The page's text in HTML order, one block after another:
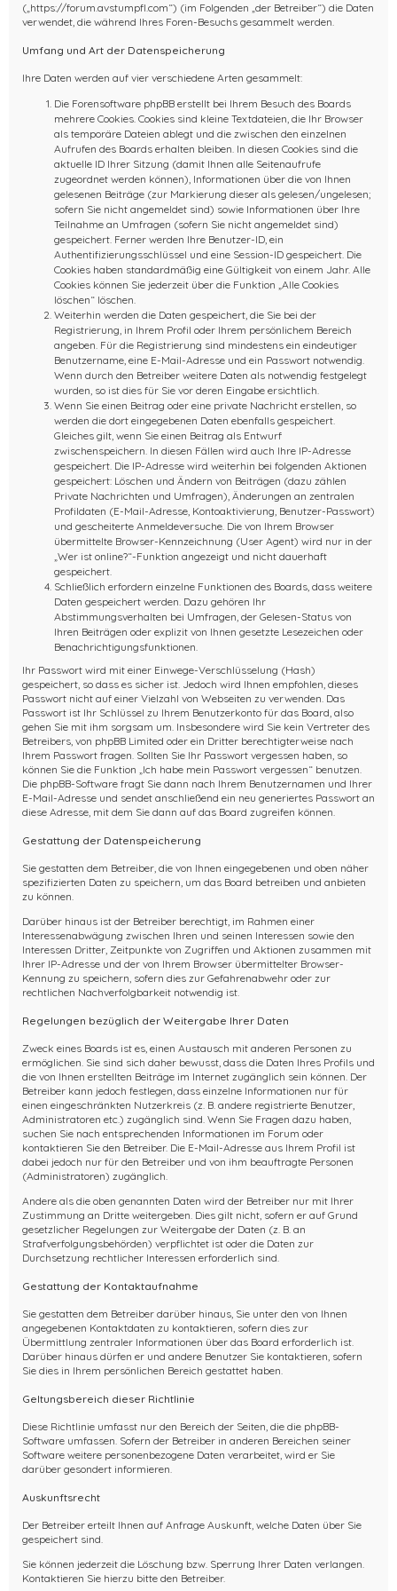
(„https://forum.avstumpfl.com“) (im Folgenden „der Betreiber“) die Daten
verwendet, die während Ihres Foren-Besuchs gesammelt werden.
Umfang und Art der Datenspeicherung
Ihre Daten werden auf vier verschiedene Arten gesammelt:
Die Forensoftware phpBB erstellt bei Ihrem Besuch des Boards
mehrere Cookies. Cookies sind kleine Textdateien, die Ihr Browser
als temporäre Dateien ablegt und die zwischen den einzelnen
Aufrufen des Boards erhalten bleiben. In diesen Cookies sind die
aktuelle ID Ihrer Sitzung (damit Ihnen alle Seitenaufrufe
zugeordnet werden können), Informationen über die von Ihnen
gelesenen Beiträge (zur Markierung dieser als gelesen/ungelesen;
sofern Sie nicht angemeldet sind) sowie Informationen über Ihre
Teilnahme an Umfragen (sofern Sie nicht angemeldet sind)
gespeichert. Ferner werden Ihre Benutzer-ID, ein
Authentifizierungsschlüssel und eine Session-ID gespeichert. Die
Cookies haben standardmäßig eine Gültigkeit von einem Jahr. Alle
Cookies können Sie jederzeit über die Funktion „Alle Cookies
löschen“ löschen.
Weiterhin werden die Daten gespeichert, die Sie bei der
Registrierung, in Ihrem Profil oder Ihrem persönlichem Bereich
angeben. Für die Registrierung sind mindestens ein eindeutiger
Benutzername, eine E-Mail-Adresse und ein Passwort notwendig.
Wenn durch den Betreiber weitere Daten als notwendig festgelegt
wurden, so ist dies für Sie vor deren Eingabe ersichtlich.
Wenn Sie einen Beitrag oder eine private Nachricht erstellen, so
werden die dort eingegebenen Daten ebenfalls gespeichert.
Gleiches gilt, wenn Sie einen Beitrag als Entwurf
zwischenspeichern. In diesen Fällen wird auch Ihre IP-Adresse
gespeichert. Die IP-Adresse wird weiterhin bei folgenden Aktionen
gespeichert: Löschen und Ändern von Beiträgen (dazu zählen
Private Nachrichten und Umfragen), Änderungen an zentralen
Profildaten (E-Mail-Adresse, Kontoaktivierung, Benutzer-Passwort)
und gescheiterte Anmeldeversuche. Die von Ihrem Browser
übermittelte Browser-Kennzeichnung (User Agent) wird nur in der
„Wer ist online?“-Funktion angezeigt und nicht dauerhaft
gespeichert.
Schließlich erfordern einzelne Funktionen des Boards, dass weitere
Daten gespeichert werden. Dazu gehören Ihr
Abstimmungsverhalten bei Umfragen, der Gelesen-Status von
Ihren Beiträgen oder explizit von Ihnen gesetzte Lesezeichen oder
Benachrichtigungsfunktionen.
Ihr Passwort wird mit einer Einwege-Verschlüsselung (Hash)
gespeichert, so dass es sicher ist. Jedoch wird Ihnen empfohlen, dieses
Passwort nicht auf einer Vielzahl von Webseiten zu verwenden. Das
Passwort ist Ihr Schlüssel zu Ihrem Benutzerkonto für das Board, also
gehen Sie mit ihm sorgsam um. Insbesondere wird Sie kein Vertreter des
Betreibers, von phpBB Limited oder ein Dritter berechtigterweise nach
Ihrem Passwort fragen. Sollten Sie Ihr Passwort vergessen haben, so
können Sie die Funktion „Ich habe mein Passwort vergessen“ benutzen.
Die phpBB-Software fragt Sie dann nach Ihrem Benutzernamen und Ihrer
E-Mail-Adresse und sendet anschließend ein neu generiertes Passwort an
diese Adresse, mit dem Sie dann auf das Board zugreifen können.
Gestattung der Datenspeicherung
Sie gestatten dem Betreiber, die von Ihnen eingegebenen und oben näher
spezifizierten Daten zu speichern, um das Board betreiben und anbieten
zu können.
Darüber hinaus ist der Betreiber berechtigt, im Rahmen einer
Interessenabwägung zwischen Ihren und seinen Interessen sowie den
Interessen Dritter, Zeitpunkte von Zugriffen und Aktionen zusammen mit
Ihrer IP-Adresse und der von Ihrem Browser übermittelter Browser-
Kennung zu speichern, sofern dies zur Gefahrenabwehr oder zur
rechtlichen Nachverfolgbarkeit notwendig ist.
Regelungen bezüglich der Weitergabe Ihrer Daten
Zweck eines Boards ist es, einen Austausch mit anderen Personen zu
ermöglichen. Sie sind sich daher bewusst, dass die Daten Ihres Profils und
die von Ihnen erstellten Beiträge im Internet zugänglich sein können. Der
Betreiber kann jedoch festlegen, dass einzelne Informationen nur für
einen eingeschränkten Nutzerkreis (z. B. andere registrierte Benutzer,
Administratoren etc.) zugänglich sind. Wenn Sie Fragen dazu haben,
suchen Sie nach entsprechenden Informationen im Forum oder
kontaktieren Sie den Betreiber. Die E-Mail-Adresse aus Ihrem Profil ist
dabei jedoch nur für den Betreiber und von ihm beauftragte Personen
(Administratoren) zugänglich.
Andere als die oben genannten Daten wird der Betreiber nur mit Ihrer
Zustimmung an Dritte weitergeben. Dies gilt nicht, sofern er auf Grund
gesetzlicher Regelungen zur Weitergabe der Daten (z. B. an
Strafverfolgungsbehörden) verpflichtet ist oder die Daten zur
Durchsetzung rechtlicher Interessen erforderlich sind.
Gestattung der Kontaktaufnahme
Sie gestatten dem Betreiber darüber hinaus, Sie unter den von Ihnen
angegebenen Kontaktdaten zu kontaktieren, sofern dies zur
Übermittlung zentraler Informationen über das Board erforderlich ist.
Darüber hinaus dürfen er und andere Benutzer Sie kontaktieren, sofern
Sie dies in Ihrem persönlichen Bereich gestattet haben.
Geltungsbereich dieser Richtlinie
Diese Richtlinie umfasst nur den Bereich der Seiten, die die phpBB-
Software umfassen. Sofern der Betreiber in anderen Bereichen seiner
Software weitere personenbezogene Daten verarbeitet, wird er Sie
darüber gesondert informieren.
Auskunftsrecht
Der Betreiber erteilt Ihnen auf Anfrage Auskunft, welche Daten über Sie
gespeichert sind.
Sie können jederzeit die Löschung bzw. Sperrung Ihrer Daten verlangen.
Kontaktieren Sie hierzu bitte den Betreiber.